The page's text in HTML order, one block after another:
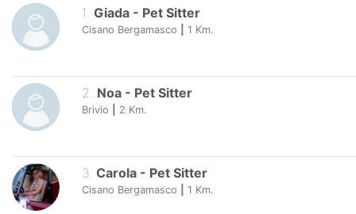
1 Giada - Pet Sitter
Cisano Bergamasco 1 Km.
2. Noa - Pet Sitter
Brivio 2 Km.
3. Carola - Pet Sitter
Cisano Bergamasco 1 Km.